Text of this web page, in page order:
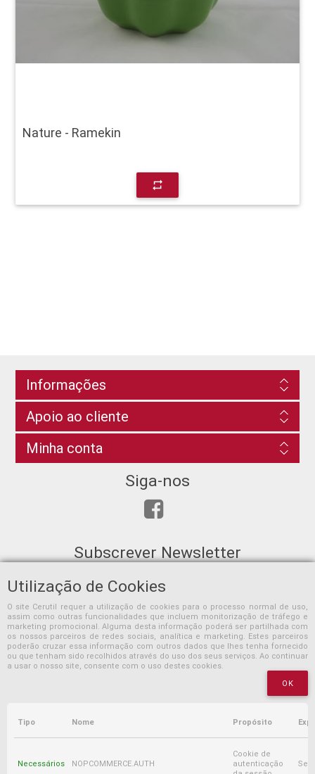
Utilização de Cookies
O site Cerutil requer a utilização de cookies para o processo normal de uso,
assim como outras funcionalidades que incluem monitorização de tráfego e
marketing promocional. Alguma desta informação poderá ser partilhada com
os nossos parceiros de redes sociais, analítica e marketing. Estes parceiros
poderão cruzar essa informação com outros dados que lhes tenha fornecido
ou que tenham sido recolhidos através do uso dos seus serviços. Ao continuar
a usar o nosso site, consente com o uso destes cookies.
OK
Tipo Nome Propósito
Necessários NOPCOMMERCE.AUTH
Cookie de
autenticação
Nature - Ramekin
repeat
Informações
Apoio ao cliente
Minha conta
Siga-nos
Subscrever Newsletter
SUBSCREVER
Copyright © 2026 Cerutil. Todos os direitos reservados.